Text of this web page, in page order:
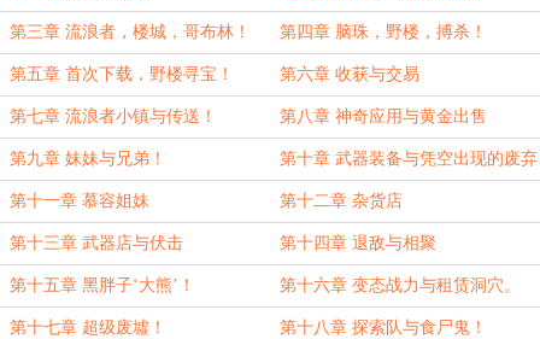
第三章 流浪者，楼城，哥布林！ 第四章 脑珠，野楼，搏杀！
第五章 首次下载，野楼寻宝！ 第六章 收获与交易
第七章 流浪者小镇与传送！ 第八章 神奇应用与黄金出售
第九章 妹妹与兄弟！ 第十章 武器装备与凭空出现的废弃
工厂
第十一章 慕容姐妹 第十二章 杂货店
第十三章 武器店与伏击 第十四章 退敌与相聚
第十五章 黑胖子‘大熊’！ 第十六章 变态战力与租赁洞穴。
第十七章 超级废墟！ 第十八章 探索队与食尸鬼！